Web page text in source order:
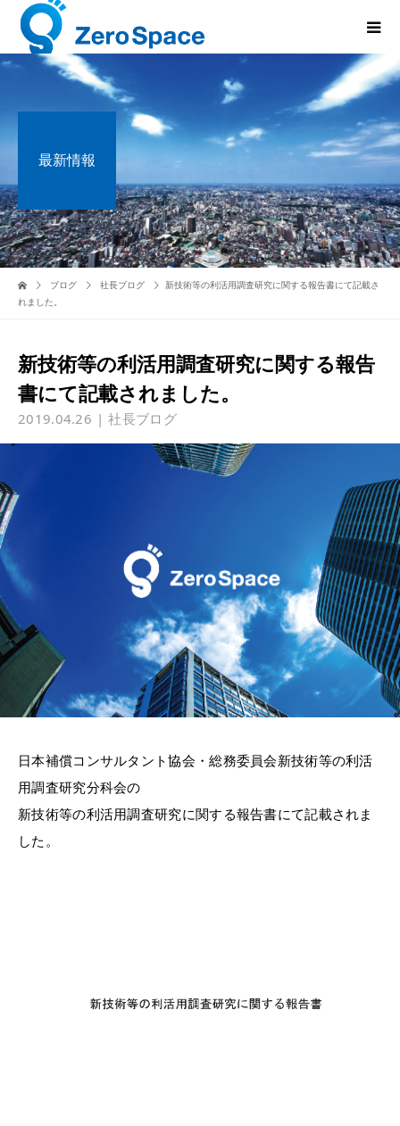
最新情報
ブログ 社長ブログ
新技術等の利活用調査研究に関する報告書にて記載さ
れました。
新技術等の利活用調査研究に関する報告
書にて記載されました。
2019.04.26 社長ブログ
日本補償コンサルタント協会・総務委員会新技術等の利活
用調査研究分科会の
新技術等の利活用調査研究に関する報告書にて記載されま
した。